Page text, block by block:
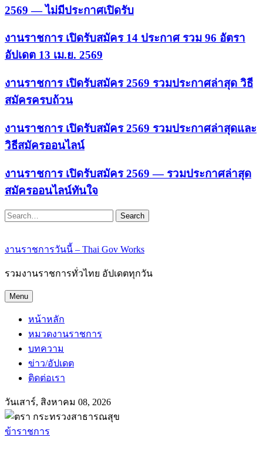
2569 — ไม่มีประกาศเปิดรับ
งานราชการ เปิดรับสมัคร 14 ประกาศ รวม 96 อัตรา
อัปเดต 13 เม.ย. 2569
งานราชการ เปิดรับสมัคร 2569 รวมประกาศล่าสุด วิธี
สมัครครบถ้วน
งานราชการ เปิดรับสมัคร 2569 รวมประกาศล่าสุดและ
วิธีสมัครออนไลน์
งานราชการ เปิดรับสมัคร 2569 — รวมประกาศล่าสุด
สมัครออนไลน์ทันใจ
Search
งานราชการวันนี้ – Thai Gov Works
รวมงานราชการทั่วไทย อัปเดตทุกวัน
Menu
หน้าหลัก
หมวดงานราชการ
บทความ
ข่าว/อัปเดต
ติดต่อเรา
วันเสาร์, สิงหาคม 08, 2026
ข้าราชการ